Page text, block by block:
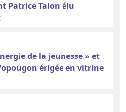
Patrice Talon élu
de la jeunesse » et
érigée en vitrine